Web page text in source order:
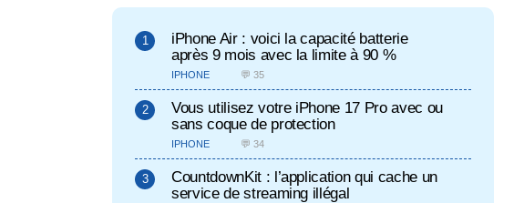
iPhone Air : voici la capacité batterie
après 9 mois avec la limite à 90 %
IPHONE 💬 35
Vous utilisez votre iPhone 17 Pro avec ou
sans coque de protection
IPHONE 💬 34
CountdownKit : l’application qui cache un
service de streaming illégal